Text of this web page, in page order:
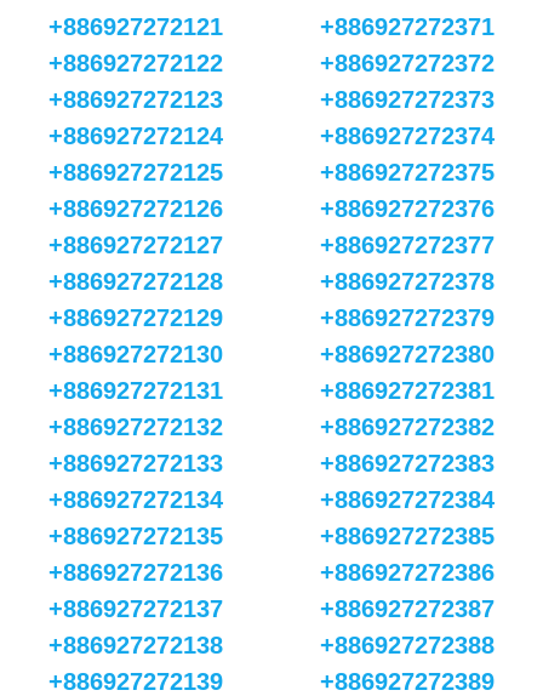
+886927272121
+886927272122
+886927272123
+886927272124
+886927272125
+886927272126
+886927272127
+886927272128
+886927272129
+886927272130
+886927272131
+886927272132
+886927272133
+886927272134
+886927272135
+886927272136
+886927272137
+886927272138
+886927272139
+886927272371
+886927272372
+886927272373
+886927272374
+886927272375
+886927272376
+886927272377
+886927272378
+886927272379
+886927272380
+886927272381
+886927272382
+886927272383
+886927272384
+886927272385
+886927272386
+886927272387
+886927272388
+886927272389